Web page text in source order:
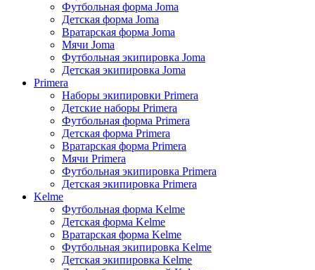
Футбольная форма Joma
Детская форма Joma
Вратарская форма Joma
Мячи Joma
Футбольная экипировка Joma
Детская экипировка Joma
Primera
Наборы экипировки Primera
Детские наборы Primera
Футбольная форма Primera
Детская форма Primera
Вратарская форма Primera
Мячи Primera
Футбольная экипировка Primera
Детская экипировка Primera
Kelme
Футбольная форма Kelme
Детская форма Kelme
Вратарская форма Kelme
Футбольная экипировка Kelme
Детская экипировка Kelme